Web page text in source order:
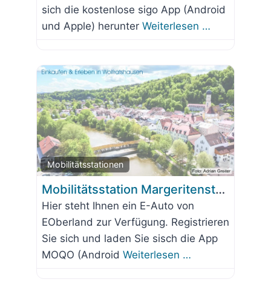
sich die kostenlose sigo App (Android
und Apple) herunter Weiterlesen …
Mobilitätsstationen
Favorit
Mobilitätsstation Margeritenstraße 1 – StäWo
Hier steht Ihnen ein E-Auto von
EOberland zur Verfügung. Registrieren
Sie sich und laden Sie sisch die App
MOQO (Android Weiterlesen …